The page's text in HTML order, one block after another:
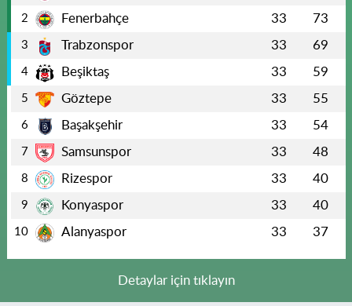
2 Fenerbahçe 33 73
3 Trabzonspor 33 69
4 Beşiktaş 33 59
5 Göztepe 33 55
6 Başakşehir 33 54
7 Samsunspor 33 48
8 Rizespor 33 40
9 Konyaspor 33 40
10 Alanyaspor 33 37
Detaylar için tıklayın